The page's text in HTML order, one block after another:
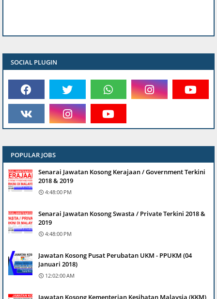
SOCIAL PLUGIN
POPULAR JOBS
Senarai Jawatan Kosong Kerajaan / Government Terkini
2018 & 2019
4:48:00 PM
Senarai Jawatan Kosong Swasta / Private Terkini 2018 &
2019
4:48:00 PM
Jawatan Kosong Pusat Perubatan UKM - PPUKM (04
Januari 2018)
12:02:00 AM
Jawatan Kosong Kementerian Kesihatan Malaysia (KKM)